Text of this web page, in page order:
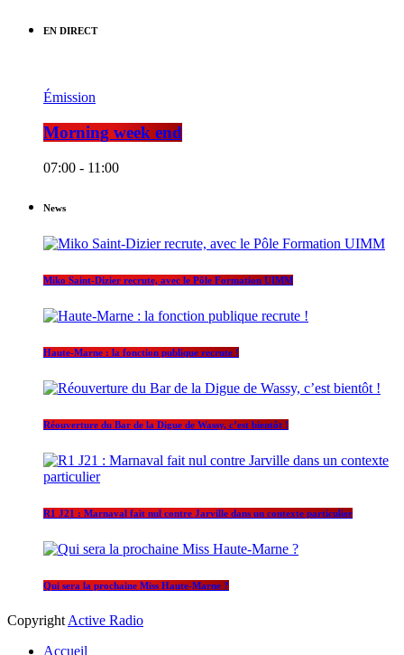
EN DIRECT
Émission
Morning week end
07:00 - 11:00
News
Miko Saint-Dizier recrute, avec le Pôle Formation UIMM
Haute-Marne : la fonction publique recrute !
Réouverture du Bar de la Digue de Wassy, c’est bientôt !
R1 J21 : Marnaval fait nul contre Jarville dans un contexte particulier
Qui sera la prochaine Miss Haute-Marne ?
CopyrightActive Radio
Accueil